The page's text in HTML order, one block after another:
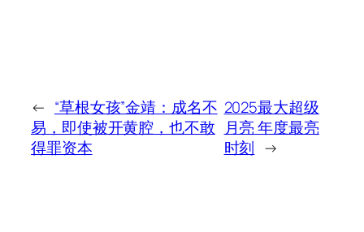
← “草根女孩”金靖：成名不
易，即使被开黄腔，也不敢
得罪资本
2025最大超级
月亮 年度最亮
时刻 →